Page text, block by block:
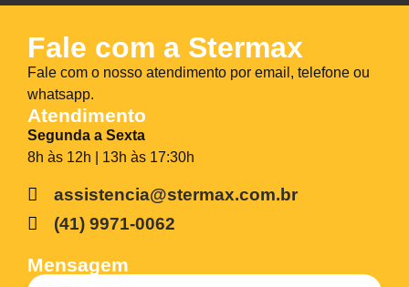
Fale com a Stermax
Fale com o nosso atendimento por email, telefone ou
whatsapp.
Atendimento
Segunda a Sexta
8h às 12h | 13h às 17:30h
assistencia@stermax.com.br
(41) 9971-0062
Mensagem